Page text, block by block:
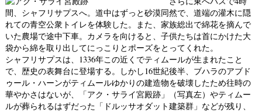
間、シャフリサプスへ。道中はずっと砂漠同然で、道端の灌木に隠
れての青空公衆トイレを体験した。また、家族総出で綿花を摘んで
いた農場で途中下車。カメラを向けると、子供たちは首にかけた大
袋から綿を取り出してにっこりとポーズをとってくれた。
シャフリサプスは、1336年この近くでティムールが生まれたこと
で、歴史の表舞台に登場する。しかし16世紀後半、ブハラのアブド
ゥール・ハーンがティムールゆかりの建造物を破壊したため往時の
華やかさはないが、「アク・サライ宮殿跡」（写真左）やティムー
ルが葬られるはずだった「ドルッサオダット建築群」などが残り、